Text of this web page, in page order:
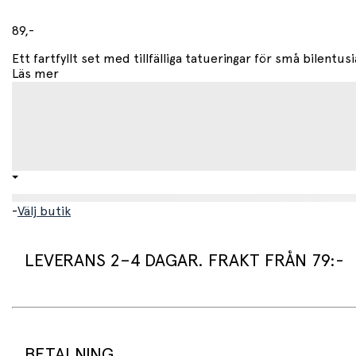
89,-
Ett fartfyllt set med tillfälliga tatueringar för små
Läs mer
-Välj butik
LEVERANS 2–4 DAGAR. FRAKT FRÅN 79:-
Standard leveranstid för varor som finns i lager är 2–4 dagar.